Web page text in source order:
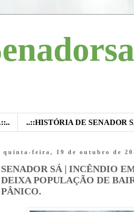
..::HISTÓRIA DE SENADOR
quinta-feira, 19 de outubro de
SENADOR SÁ | INCÊNDIO
DEIXA POPULAÇÃO DE
PÂNICO.